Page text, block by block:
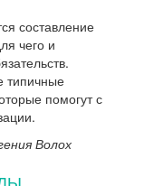
составление
чего и
типичные
помогут с
Волох